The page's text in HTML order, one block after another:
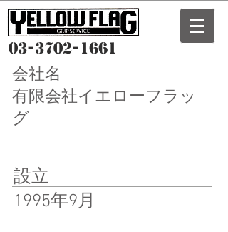
03-3702-1661
有限会社イエローフラッ
グ
会社名
設立
1995年9月